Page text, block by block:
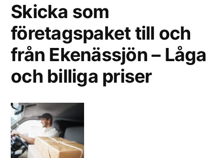
Skicka som
företagspaket till och
från Ekenässjön – Låga
och billiga priser